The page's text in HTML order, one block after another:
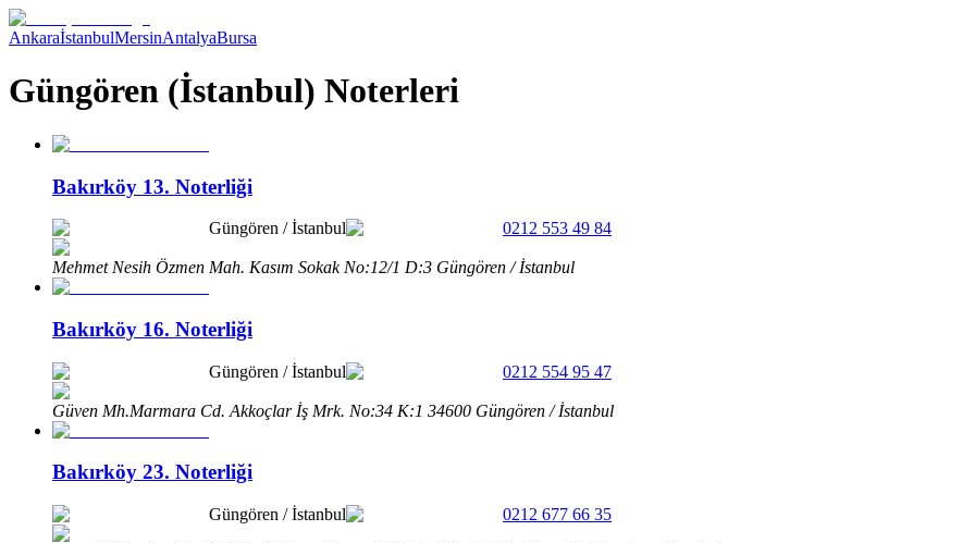
AnkaraİstanbulMersinAntalyaBursa
Güngören (İstanbul) Noterleri
Bakırköy 13. Noterliği
Güngören /İstanbul 0212 553 49 84
Mehmet Nesih Özmen Mah. Kasım Sokak No:12/1 D:3 Güngören / İstanbul
Bakırköy 16. Noterliği
Güngören /İstanbul 0212 554 95 47
Güven Mh.Marmara Cd. Akkoçlar İş Mrk. No:34 K:1 34600 Güngören / İstanbul
Bakırköy 23. Noterliği
Güngören /İstanbul 0212 677 66 35